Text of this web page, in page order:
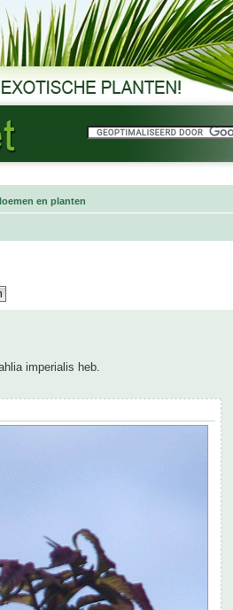
en planten
imperialis heb.